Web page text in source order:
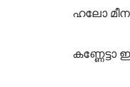
ഹലോ
കണ്ണേട്ടാ